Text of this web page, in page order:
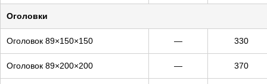
Оголовки
Оголовок 89×150×150 — 330
Оголовок 89×200×200 — 370